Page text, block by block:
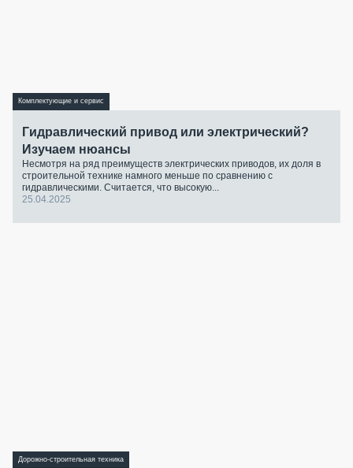
Комплектующие и сервис
Гидравлический привод или электрический?
Изучаем нюансы
Несмотря на ряд преимуществ электрических приводов, их доля в
строительной технике намного меньше по сравнению с
гидравлическими. Считается, что высокую...
25.04.2025
Дорожно-строительная техника